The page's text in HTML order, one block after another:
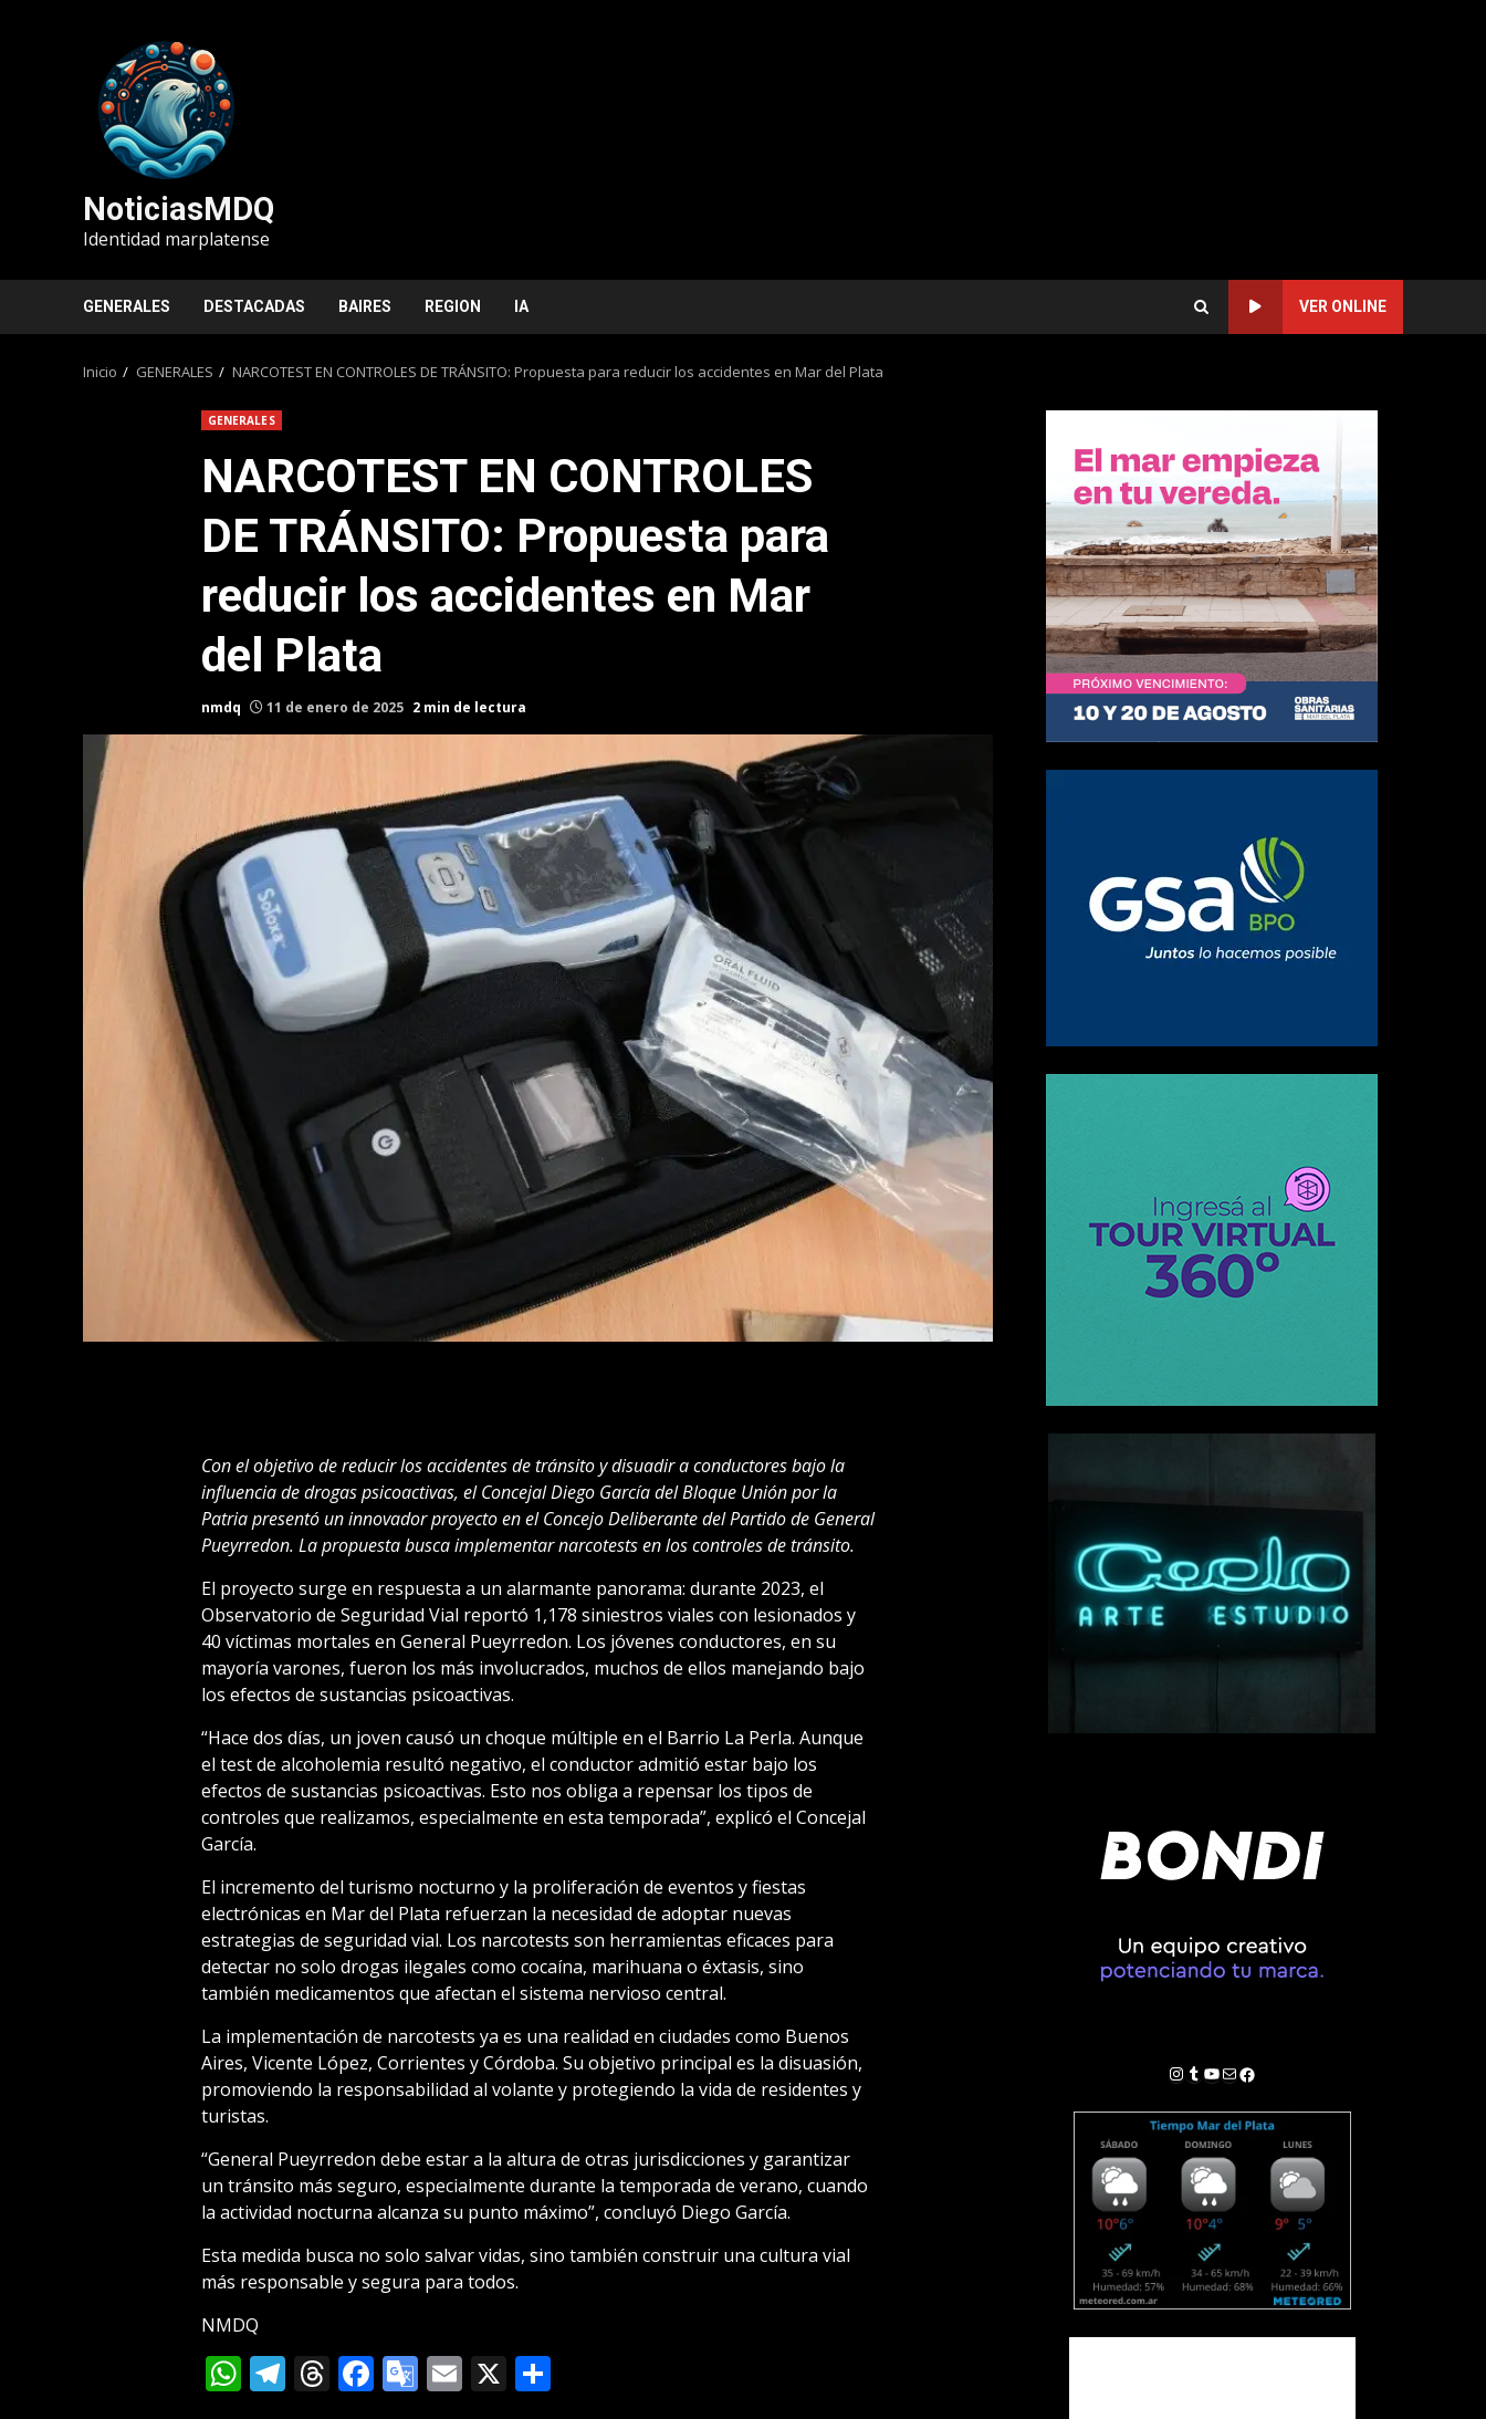
NoticiasMDQ
Identidad marplatense
GENERALES DESTACADAS BAIRES REGION IA VER ONLINE
Inicio GENERALES NARCOTEST EN CONTROLES DE TRÁNSITO: Propuesta para reducir los accidentes en Mar del Plata
GENERALES
NARCOTEST EN CONTROLES
DE TRÁNSITO: Propuesta para
reducir los accidentes en Mar
del Plata
nmdq 11 de enero de 2025 2 min de lectura
Con el objetivo de reducir los accidentes de tránsito y disuadir a conductores bajo la
influencia de drogas psicoactivas, el Concejal Diego García del Bloque Unión por la
Patria presentó un innovador proyecto en el Concejo Deliberante del Partido de General
Pueyrredon. La propuesta busca implementar narcotests en los controles de tránsito.
El proyecto surge en respuesta a un alarmante panorama: durante 2023, el
Observatorio de Seguridad Vial reportó 1,178 siniestros viales con lesionados y
40 víctimas mortales en General Pueyrredon. Los jóvenes conductores, en su
mayoría varones, fueron los más involucrados, muchos de ellos manejando bajo
los efectos de sustancias psicoactivas.
“Hace dos días, un joven causó un choque múltiple en el Barrio La Perla. Aunque
el test de alcoholemia resultó negativo, el conductor admitió estar bajo los
efectos de sustancias psicoactivas. Esto nos obliga a repensar los tipos de
controles que realizamos, especialmente en esta temporada”, explicó el Concejal
García.
El incremento del turismo nocturno y la proliferación de eventos y fiestas
electrónicas en Mar del Plata refuerzan la necesidad de adoptar nuevas
estrategias de seguridad vial. Los narcotests son herramientas eficaces para
detectar no solo drogas ilegales como cocaína, marihuana o éxtasis, sino
también medicamentos que afectan el sistema nervioso central.
La implementación de narcotests ya es una realidad en ciudades como Buenos
Aires, Vicente López, Corrientes y Córdoba. Su objetivo principal es la disuasión,
promoviendo la responsabilidad al volante y protegiendo la vida de residentes y
turistas.
“General Pueyrredon debe estar a la altura de otras jurisdicciones y garantizar
un tránsito más seguro, especialmente durante la temporada de verano, cuando
la actividad nocturna alcanza su punto máximo”, concluyó Diego García.
Esta medida busca no solo salvar vidas, sino también construir una cultura vial
más responsable y segura para todos.
NMDQ
WhatsApp
Telegram
Threads
Facebook
Google
Email
X Compartir
Instagram
Tumblr
YouTube
Correo electrónico
Facebook